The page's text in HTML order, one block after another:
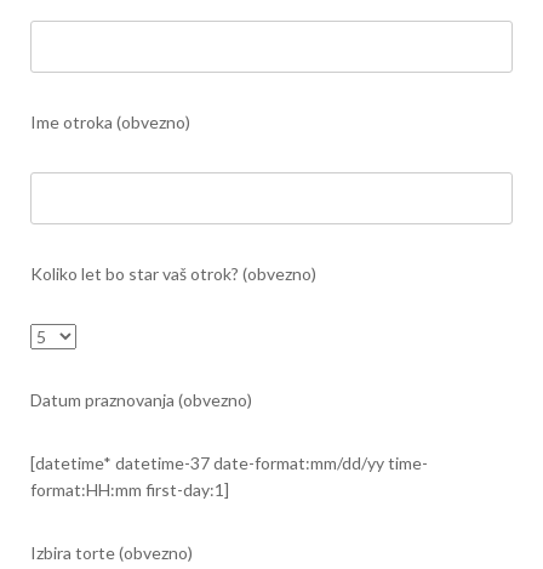
Ime otroka (obvezno)
Koliko let bo star vaš otrok? (obvezno)
Datum praznovanja (obvezno)
[datetime* datetime-37 date-format:mm/dd/yy time-
format:HH:mm first-day:1]
Izbira torte (obvezno)